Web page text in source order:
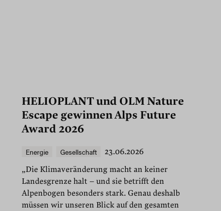
HELIOPLANT und OLM Nature
Escape gewinnen Alps Future
Award 2026
Energie Gesellschaft
23.06.2026
„Die Klimaveränderung macht an keiner
Landesgrenze halt – und sie betrifft den
Alpenbogen besonders stark. Genau deshalb
müssen wir unseren Blick auf den gesamten